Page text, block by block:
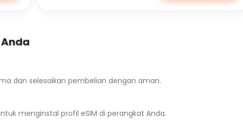
dan selesaikan pembelian dengan aman.
menginstal profil eSIM di perangkat Anda.